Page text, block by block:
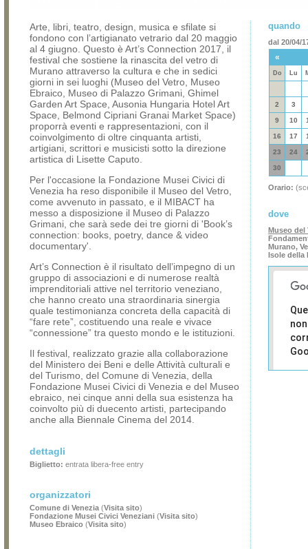
Arte, libri, teatro, design, musica e sfilate si
fondono con l’artigianato vetrario dal 20 maggio
al 4 giugno. Questo è Art’s Connection 2017, il
festival che sostiene la rinascita del vetro di
Murano attraverso la cultura e che in sedici
giorni in sei luoghi (Museo del Vetro, Museo
Ebraico, Museo di Palazzo Grimani, Ghimel
Garden Art Space, Ausonia Hungaria Hotel Art
Space, Belmond Cipriani Granai Market Space)
proporrà eventi e rappresentazioni, con il
coinvolgimento di oltre cinquanta artisti,
artigiani, scrittori e musicisti sotto la direzione
artistica di Lisette Caputo.
Per l'occasione la Fondazione Musei Civici di
Venezia ha reso disponibile il Museo del Vetro,
come avvenuto in passato, e il MIBACT ha
messo a disposizione il Museo di Palazzo
Grimani, che sarà sede dei tre giorni di 'Book’s
connection: books, poetry, dance & video
documentary'.
Art’s Connection è il risultato dell’impegno di un
gruppo di associazioni e di numerose realtà
imprenditoriali attive nel territorio veneziano,
che hanno creato una straordinaria sinergia
quale testimonianza concreta della capacità di
“fare rete”, costituendo una reale e vivace
“connessione” tra questo mondo e le istituzioni.
Il festival, realizzato grazie alla collaborazione
del Ministero dei Beni e delle Attività culturali e
del Turismo, del Comune di Venezia, della
Fondazione Musei Civici di Venezia e del Museo
ebraico, nei cinque anni della sua esistenza ha
coinvolto più di duecento artisti, partecipando
anche alla Biennale Cinema del 2014.
dettagli
Biglietto: entrata libera-free entry
organizzatori
Comune di Venezia (Visita sito)
Fondazione Musei Civici Veneziani (Visita sito)
Museo Ebraico (Visita sito)
quando
dal 20/04/
«
Do Lu
2 3
9 10
16 17
23 24
30
Orario:
dove
Museo del
Murano,
Isole della